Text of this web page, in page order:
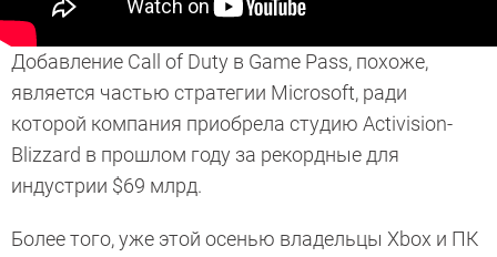
Добавление Call of Duty в Game Pass, похоже,
является частью стратегии Microsoft, ради
которой компания приобрела студию Activision-
Blizzard в прошлом году за рекордные для
индустрии $69 млрд.
Более того, уже этой осенью владельцы Xbox и ПК